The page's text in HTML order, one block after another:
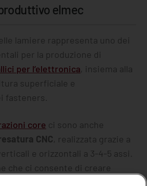
elmec
lamiere rappresenta uno dei
per la produzione di
per l’elettronica, insiema alla
superficiale e
fasteners.
core ci sono anche
CNC, realizzata grazie a
e orizzontali a 3-4-5 assi.
che ci consente di creare